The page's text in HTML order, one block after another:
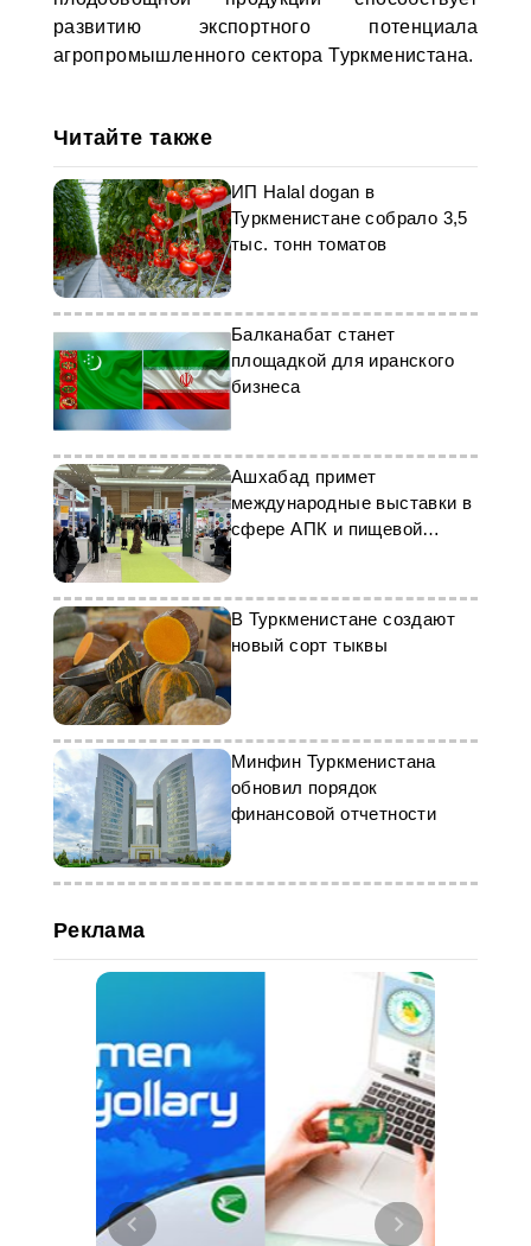
развитию экспортного потенциала
агропромышленного сектора Туркменистана.
Читайте также
ИП Halal dogan в
Туркменистане собралo 3,5
тыс. тонн томатов
Балканабат станет
площадкой для иранского
бизнеса
Ашхабад примет
международные выставки в
сфере АПК и пищевой
промышленности
В Туркменистане создают
новый сорт тыквы
Минфин Туркменистана
обновил порядок
финансовой отчетности
Реклама